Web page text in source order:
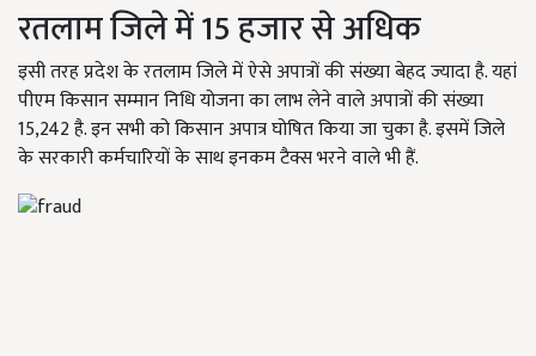
रतलाम जिले में 15 हजार से अधिक
इसी तरह प्रदेश के रतलाम जिले में ऐसे अपात्रों की संख्या बेहद ज्यादा है. यहां
पीएम किसान सम्मान निधि योजना का लाभ लेने वाले अपात्रों की संख्या
15,242 है. इन सभी को किसान अपात्र घोषित किया जा चुका है. इसमें जिले
के सरकारी कर्मचारियों के साथ इनकम टैक्स भरने वाले भी हैं.